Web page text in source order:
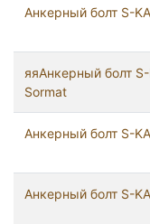
Анкерный болт S-
яяАнкерный болт
Sormat
Анкерный болт S-
Анкерный болт S-